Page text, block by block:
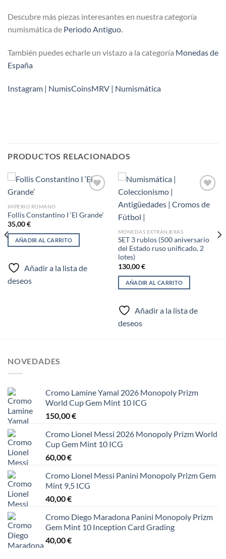
Descubre más piezas interesantes en nuestra categoría
numismática de Periodo Antiguo.
También puedes echarle un vistazo a la categoría Monedas de
España
Instagram | NumisCoinsMRV | Numismática
PRODUCTOS RELACIONADOS
Añadir
IMPERIO ROMANO
Follis Constantino I ‘El Grande’
35,00€
AÑADIR AL CARRITO
Añadir a la lista de
deseos
deseos
MONEDAS EXTRANJERAS
SET 3 rublos (500 aniversario
del Estado ruso unificado, 2
lotes)
130,00€
AÑADIR AL CARRITO
Añadir a la lista de
deseos
NOVEDADES
Cromo Lamine Yamal 2026 Monopoly Prizm
World Cup Gem Mint 10 ICG
150,00€
Cromo Lionel Messi 2026 Monopoly Prizm World
Cup Gem Mint 10 ICG
60,00€
Cromo Lionel Messi Panini Monopoly Prizm Gem
Mint 9,5 ICG
40,00€
Cromo Diego Maradona Panini Monopoly Prizm
Gem Mint 10 Inception Card Grading
40,00€